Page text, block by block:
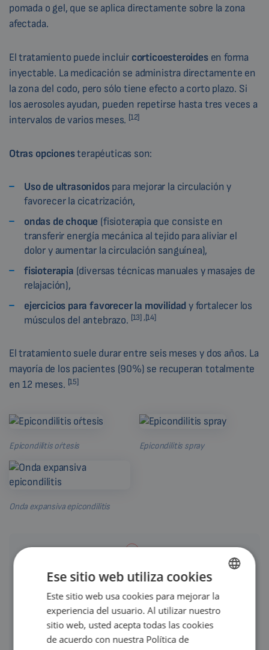
pomada o gel, que se aplica directamente sobre la zona
afectada.
El tratamiento puede incluir corticoesteroidesen forma
inyectable. La medicación se administra directamente en
la zona del codo, pero sólo tiene efecto a corto plazo. Si
los aerosoles ayudan, pueden repetirse hasta tres veces a
intervalos de varios meses. [12]
Otras opcionesterapéuticas son:
Uso de ultrasonidospara mejorar la circulación y
favorecer la cicatrización,
ondas de choque (fisioterapia que consiste en
transferir energía mecánica al tejido para aliviar el
dolor y aumentar la circulación sanguínea),
fisioterapia (diversas técnicas manuales y masajes de
relajación),
ejercicios para favorecer la movilidady fortalecer los
músculos del antebrazo. [13] ,[14]
El tratamiento suele durar entre seis meses y dos años. La
mayoría de los pacientes (90%) se recuperan totalmente
en 12 meses. [15]
Epicondilitis oŕtesis Epicondilitis spray
Onda expansiva epicondilitis
Atención
El tratamiento sólo puede determinarlo su médico tras
considerar su estado de salud general. Por lo tanto, no utilice
este artículo como guía para el tratamiento, que sólo puede
ENGLISH
DUTCH
GERMAN
Ese sitio web utiliza cookies
Este sitio web usa cookies para mejorar la
experiencia del usuario. Al utilizar nuestro
sitio web, usted acepta todas las cookies
de acuerdo con nuestra Política de